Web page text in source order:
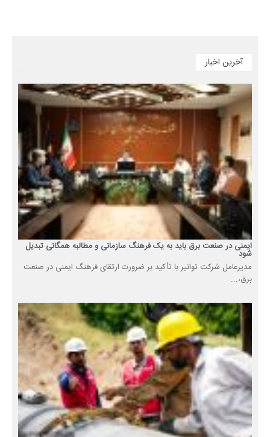
آخرین اخبار
ایمنی در صنعت برق باید به یک فرهنگ سازمانی و مطالبه همگانی تبدیل
شود
مدیرعامل شرکت توانیر با تأکید بر ضرورت ارتقای فرهنگ ایمنی در صنعت
برق،...